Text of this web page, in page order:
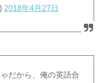
2018年4月27日
だから、俺の英語合